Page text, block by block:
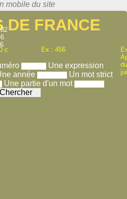
DE FRANCE
c Ex : 456
Une expression
année
Un mot strict
Une partie d'un mot